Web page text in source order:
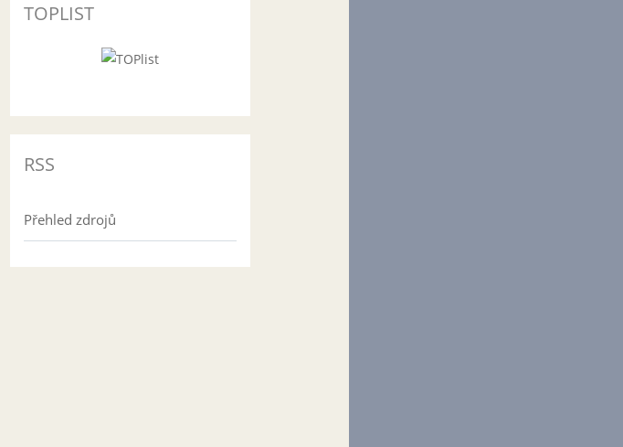
TOPLIST
RSS
Přehled zdrojů